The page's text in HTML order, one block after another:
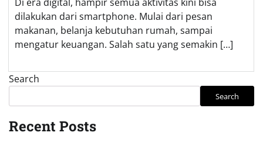
Di era digital, hampir semua aktivitas kini bisa
dilakukan dari smartphone. Mulai dari pesan
makanan, belanja kebutuhan rumah, sampai
mengatur keuangan. Salah satu yang semakin […]
Search
Search
Recent Posts